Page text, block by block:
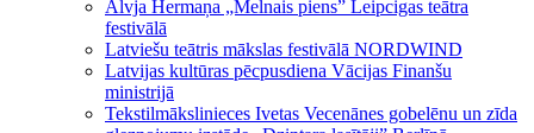
Alvja Hermaņa „Melnais piens” Leipcigas teātra
festivālā
Latviešu teātris mākslas festivālā NORDWIND
Latvijas kultūras pēcpusdiena Vācijas Finanšu
ministrijā
Tekstilmākslinieces Ivetas Vecenānes gobelēnu un zīda